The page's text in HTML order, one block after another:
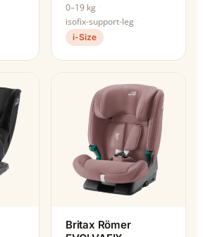
0–19 kg
isofix-support-leg
i-Size
Britax Römer